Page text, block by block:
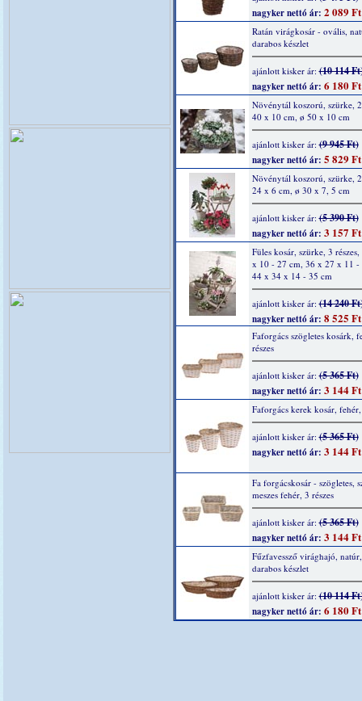
nagyker nettó ár: 2 089 Ft
Ratán virágkosár - ovális,
darabos készlet
ajánlott kisker ár:(10 114
nagyker nettó ár: 6 180 Ft
Növénytál koszorú, szürke, 2
40 x 10 cm, ø 50 x 10 cm
ajánlott kisker ár:(9 945 Ft)
nagyker nettó ár: 5 829 Ft
Növénytál koszorú, szürke, 2
24 x 6 cm, ø 30 x 7, 5 cm
ajánlott kisker ár:(5 390 Ft)
nagyker nettó ár: 3 157 Ft
Füles kosár, szürke, 3
x 10 - 27 cm, 36 x 27 x 11 -
44 x 34 x 14 - 35 cm
ajánlott kisker ár:(14 240
nagyker nettó ár: 8 525 Ft
Faforgács szögletes kosárk,
részes
ajánlott kisker ár:(5 365 Ft)
nagyker nettó ár: 3 144 Ft
Faforgács kerek kosár, fehér,
ajánlott kisker ár:(5 365 Ft)
nagyker nettó ár: 3 144 Ft
Fa forgácskosár - szögletes,
meszes fehér, 3 részes
ajánlott kisker ár:(5 365 Ft)
nagyker nettó ár: 3 144 Ft
Fűzfavessző virághajó,
darabos készlet
ajánlott kisker ár:(10 114
nagyker nettó ár: 6 180 Ft